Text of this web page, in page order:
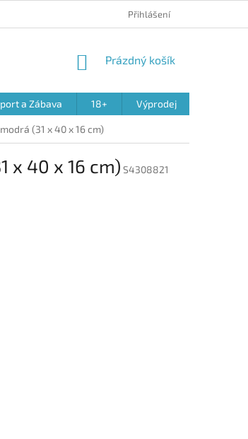
OBCHODNÍ PODMÍNKYPřihlášení
NÁKUPNÍ
Prázdný košík
a Zábava 18+ Výprodej
(31 x 40 x 16 cm)
x 40 x 16 cm) S4308821